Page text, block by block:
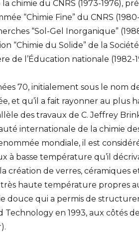
chimie du CNRS (1973-1976),
“Chimie Fine” du CNRS
“Sol-Gel Inorganique”
“Chimie du Solide” de la
de l’Éducation nationale (1982-
70, initialement sous le nom
et qu’il a fait rayonner au plus
des travaux de C. Jeffrey
internationale de la chimie
mondiale, il est
à basse température qu’il
création de verres, céramiques
haute température propres
douce qui a permis de
en 1993, aux côtés